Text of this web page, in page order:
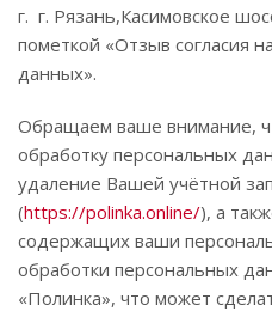
г. г. Рязань,Касимовское
пометкой «Отзыв согласия
данных».
Обращаем ваше внимание,
обработку персональных
удаление Вашей учётной
(https://polinka.online/), а
содержащих ваши
обработки персональных
«Полинка», что может